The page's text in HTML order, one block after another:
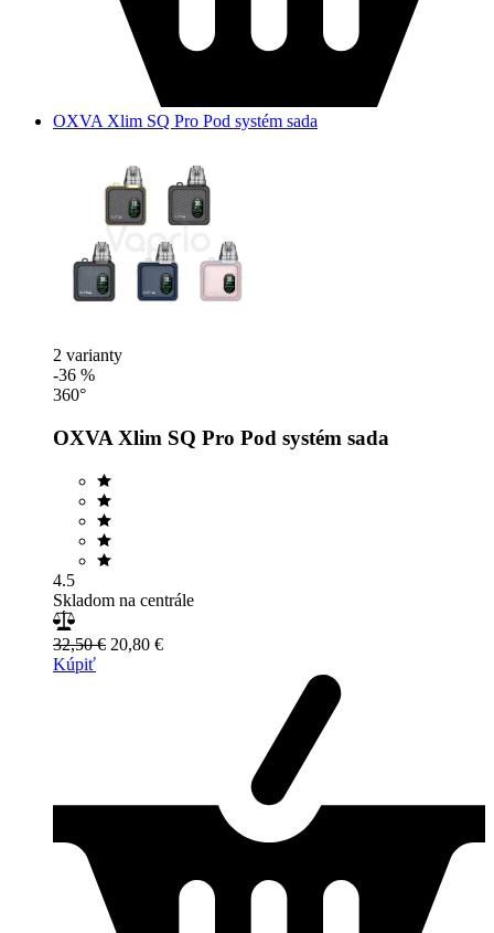
OXVA Xlim SQ Pro Pod systém sada
2 varianty
-36 %
360°
OXVA Xlim SQ Pro Pod systém sada
4.5
Skladom na centrále
32,50 € 20,80 €
Kúpiť